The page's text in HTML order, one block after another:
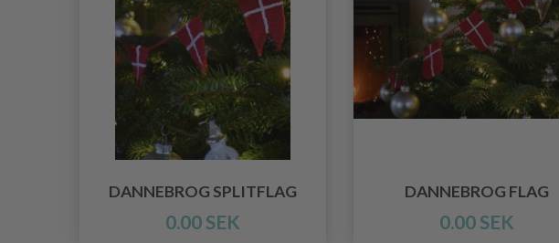
DANNEBROG SPLITFLAG
0.00 SEK
DANNEBROG FLAG
0.00 SEK